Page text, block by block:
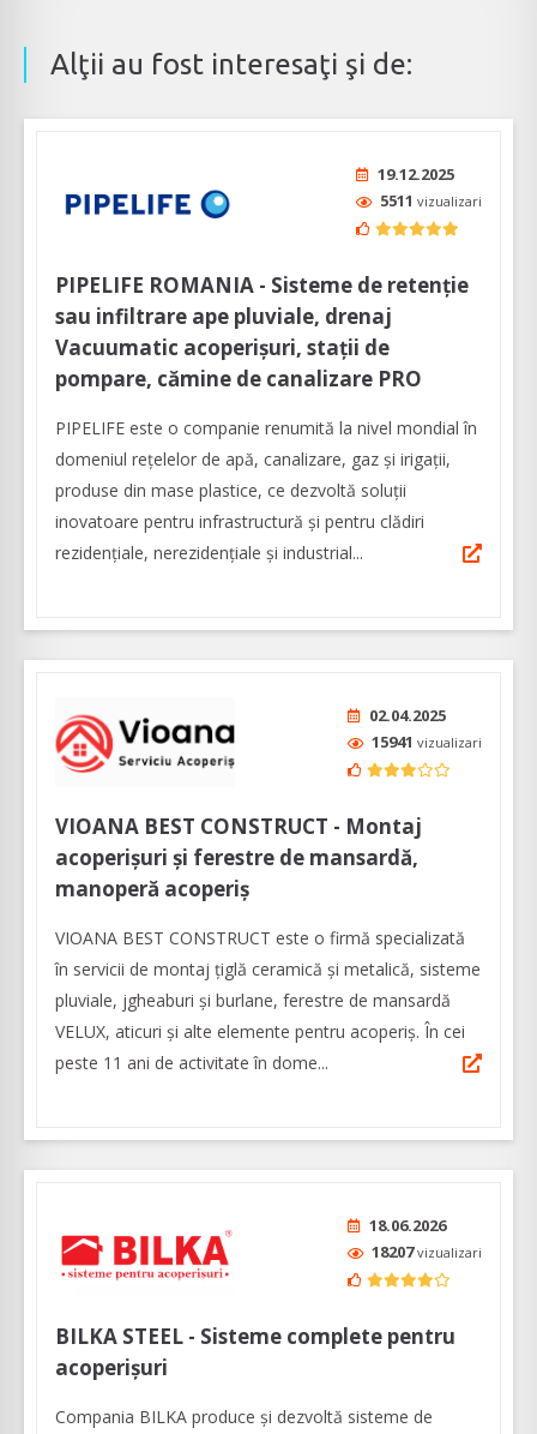
Alţii au fost interesaţi şi de:
19.12.2025
5511 vizualizari
PIPELIFE ROMANIA - Sisteme de retenție
sau infiltrare ape pluviale, drenaj
Vacuumatic acoperișuri, stații de
pompare, cămine de canalizare PRO
PIPELIFE este o companie renumită la nivel mondial în
domeniul rețelelor de apă, canalizare, gaz și irigații,
produse din mase plastice, ce dezvoltă soluții
inovatoare pentru infrastructură și pentru clădiri
rezidențiale, nerezidențiale și industrial...
02.04.2025
15941 vizualizari
VIOANA BEST CONSTRUCT - Montaj
acoperișuri și ferestre de mansardă,
manoperă acoperiș
VIOANA BEST CONSTRUCT este o firmă specializată
în servicii de montaj țiglă ceramică și metalică, sisteme
pluviale, jgheaburi și burlane, ferestre de mansardă
VELUX, aticuri și alte elemente pentru acoperiș. În cei
peste 11 ani de activitate în dome...
18.06.2026
18207vizualizari
BILKA STEEL - Sisteme complete pentru
acoperișuri
Compania BILKA produce și dezvoltă sisteme de